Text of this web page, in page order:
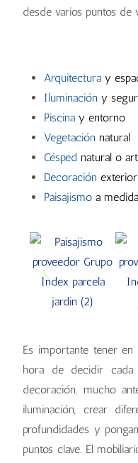
desde varios puntos de
Arquitectura y
Iluminacióny
Piscinay entorno
Vegetación natural
Césped natural o
Decoraciónexterior
Paisajismoa medida
Es importante tener en
hora de decidir
decoración, mucho
iluminación, crear
profundidades y
puntos clave. El